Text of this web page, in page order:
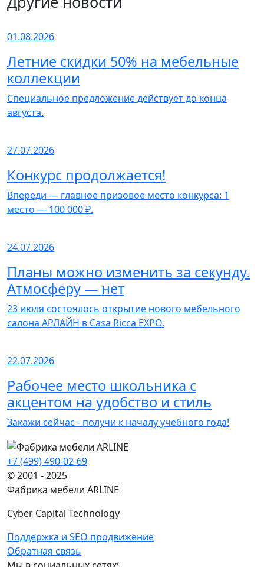
01.08.2026
Летние скидки 50% на мебельные
коллекции
Специальное предложение действует до конца
августа.
27.07.2026
Конкурс продолжается!
Впереди — главное призовое место конкурса: 1
место — 100 000 ₽.
24.07.2026
Планы можно изменить за секунду.
Атмосферу — нет
23 июля состоялось открытие нового мебельного
салона АРЛАЙН в Casa Ricca EXPO.
22.07.2026
Рабочее место школьника с
акцентом на удобство и стиль
Закажи сейчас - получи к началу учебного года!
+7 (499) 490-02-69
© 2001 - 2025
Фабрика мебели ARLINE
Cyber Capital Technology
Поддержка и SEO продвижение
Обратная связь